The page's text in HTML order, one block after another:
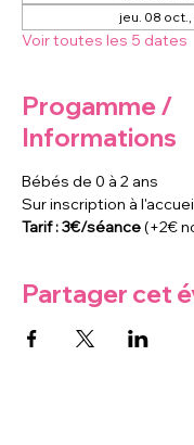
jeu. 08 oct.,
Voir toutes les 5 dates
Progamme /
Informations
Bébés de 0 à 2 ans
Sur inscription à
Tarif : 3€/séance (+2€
Partager cet